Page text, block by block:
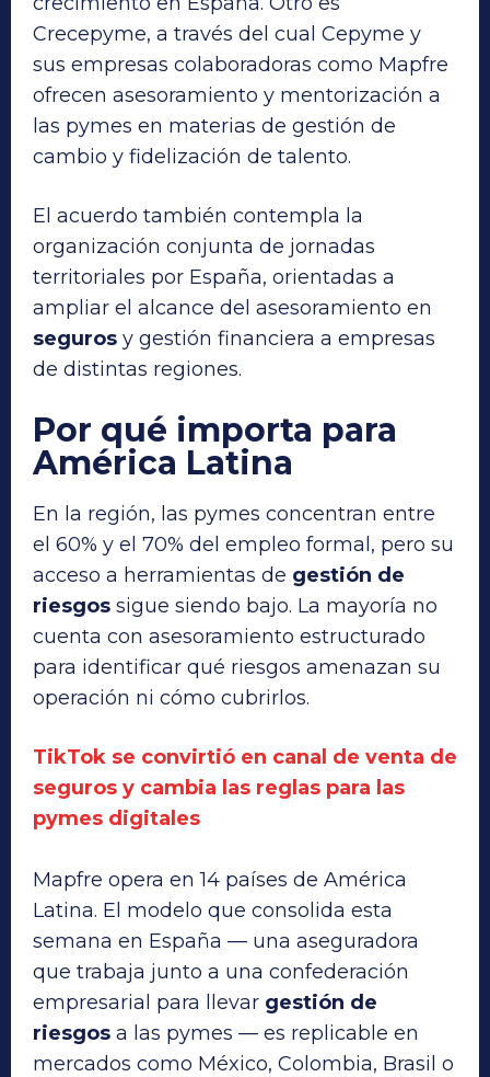
Crecepyme, a través del cual Cepyme y
sus empresas colaboradoras como Mapfre
ofrecen asesoramiento y mentorización a
las pymes en materias de gestión de
cambio y fidelización de talento.
El acuerdo también contempla la
organización conjunta de jornadas
territoriales por España, orientadas a
ampliar el alcance del asesoramiento en
seguros y gestión financiera a empresas
de distintas regiones.
Por qué importa para
América Latina
En la región, las pymes concentran entre
el 60% y el 70% del empleo formal, pero su
acceso a herramientas de gestión de
riesgos sigue siendo bajo. La mayoría no
cuenta con asesoramiento estructurado
para identificar qué riesgos amenazan su
operación ni cómo cubrirlos.
TikTok se convirtió en canal de venta de
seguros y cambia las reglas para las
pymes digitales
Mapfre opera en 14 países de América
Latina. El modelo que consolida esta
semana en España — una aseguradora
que trabaja junto a una confederación
empresarial para llevar gestión de
riesgos a las pymes — es replicable en
mercados como México, Colombia, Brasil o